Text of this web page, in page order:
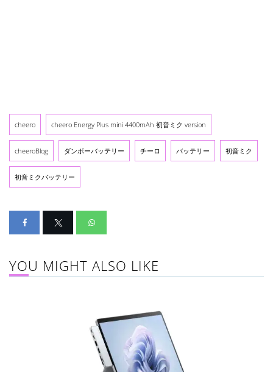
cheero cheero Energy Plus mini 4400mAh 初音ミク version
cheeroBlog ダンボーバッテリー チーロ バッテリー 初音ミク
初音ミクバッテリー
YOU MIGHT ALSO LIKE